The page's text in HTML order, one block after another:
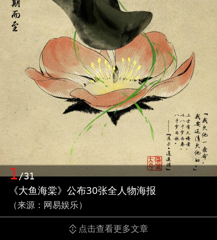
1/31
《大鱼海棠》公布30张全人物海报
（来源：网易娱乐）
点击查看更多文章